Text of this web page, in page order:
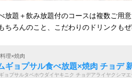
放題＋飲み放題付のコースは複数ご用
ちろんのこと、こだわりのドリンクも
理×焼肉
ギョプサル食べ放題×焼肉 チョデ
ョプサルタベホウダイヤキニク チョデアライヤクシマエ